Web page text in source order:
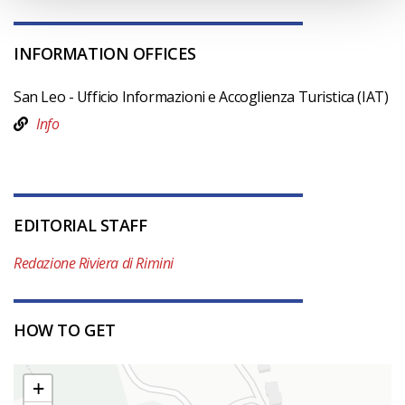
INFORMATION OFFICES
San Leo - Ufficio Informazioni e Accoglienza Turistica (IAT)
Info
EDITORIAL STAFF
Redazione Riviera di Rimini
HOW TO GET
+